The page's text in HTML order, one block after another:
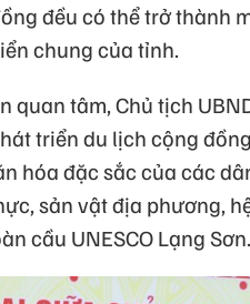
đều có thể trở thành
chung của tỉnh.
quan tâm, Chủ tịch
triển du lịch cộng
hóa đặc sắc của các
sản vật địa phương,
cầu UNESCO Lạng Sơn.